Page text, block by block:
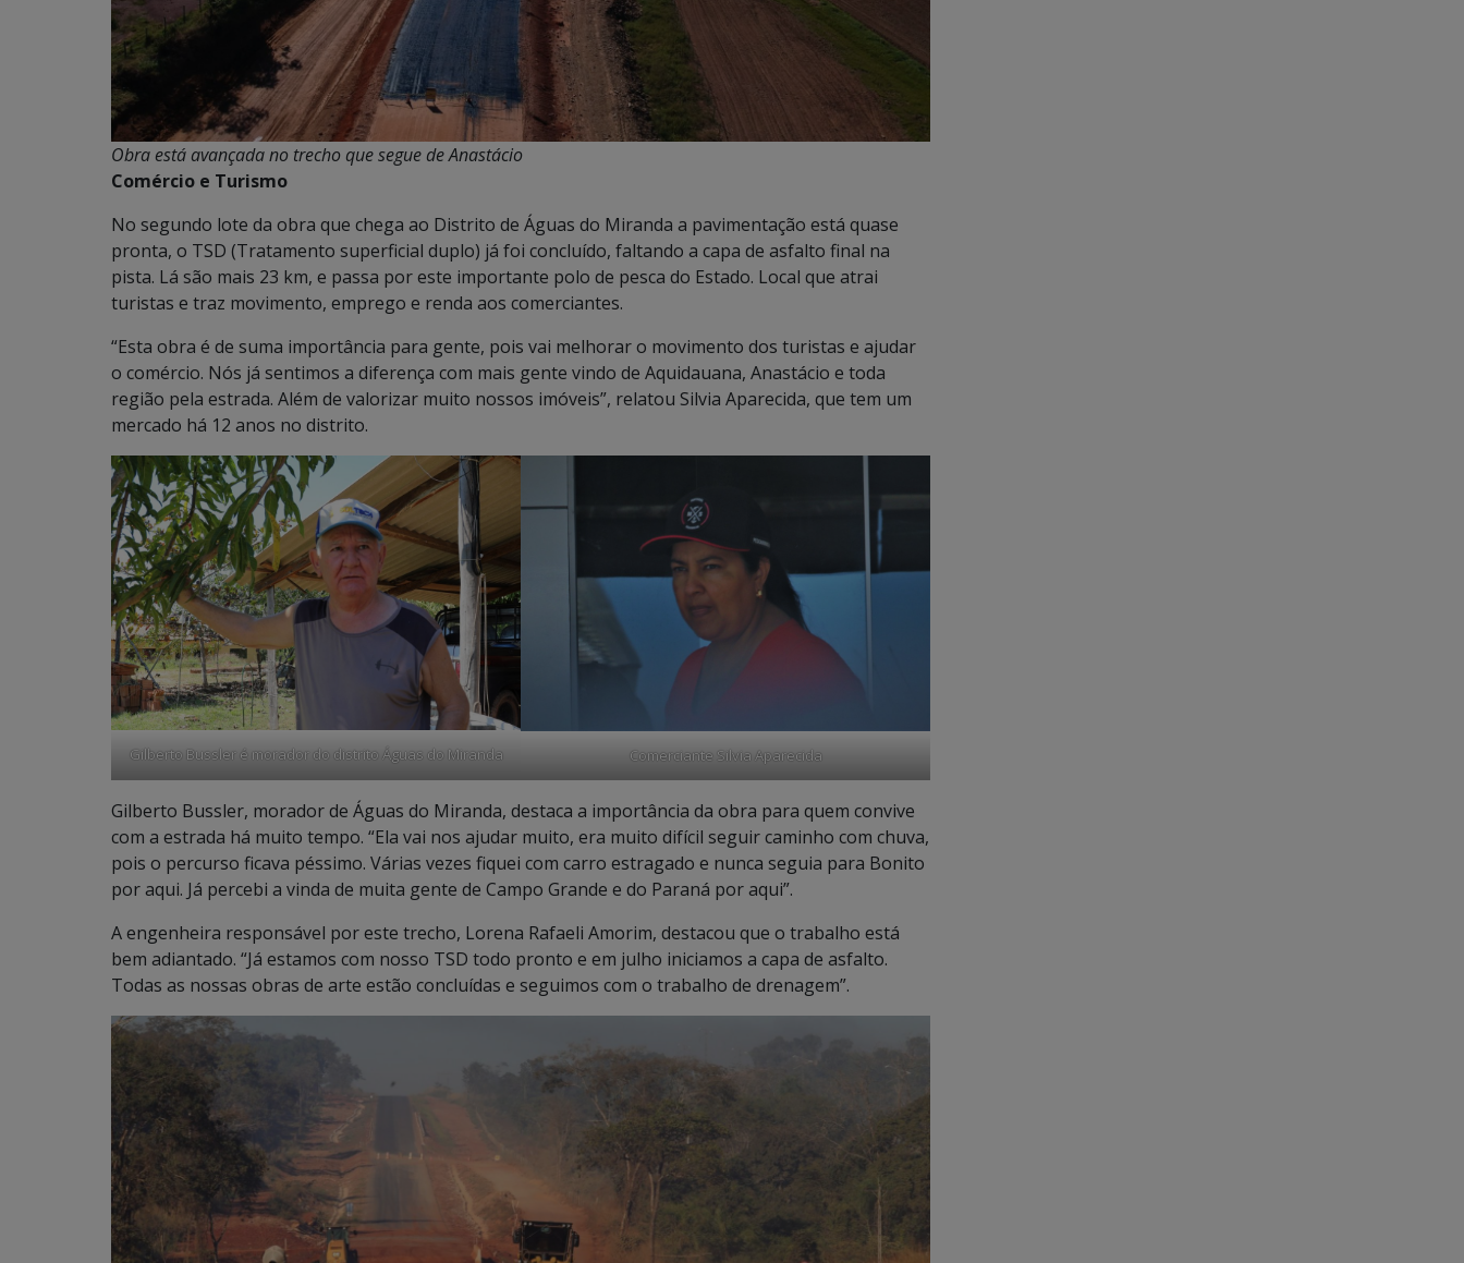
Obra está avançada no trecho que segue de Anastácio
Comércio e Turismo
No segundo lote da obra que chega ao Distrito de Águas do Miranda a pavimentação está quase
pronta, o TSD (Tratamento superficial duplo) já foi concluído, faltando a capa de asfalto final na
pista. Lá são mais 23 km, e passa por este importante polo de pesca do Estado. Local que atrai
turistas e traz movimento, emprego e renda aos comerciantes.
“Esta obra é de suma importância para gente, pois vai melhorar o movimento dos turistas e ajudar
o comércio. Nós já sentimos a diferença com mais gente vindo de Aquidauana, Anastácio e toda
região pela estrada. Além de valorizar muito nossos imóveis”, relatou Silvia Aparecida, que tem um
mercado há 12 anos no distrito.
Gilberto Bussler é morador do distrito Águas do Miranda Comerciante Silvia Aparecida
Gilberto Bussler, morador de Águas do Miranda, destaca a importância da obra para quem convive
com a estrada há muito tempo. “Ela vai nos ajudar muito, era muito difícil seguir caminho com chuva,
pois o percurso ficava péssimo. Várias vezes fiquei com carro estragado e nunca seguia para Bonito
por aqui. Já percebi a vinda de muita gente de Campo Grande e do Paraná por aqui”.
A engenheira responsável por este trecho, Lorena Rafaeli Amorim, destacou que o trabalho está
bem adiantado. “Já estamos com nosso TSD todo pronto e em julho iniciamos a capa de asfalto.
Todas as nossas obras de arte estão concluídas e seguimos com o trabalho de drenagem”.